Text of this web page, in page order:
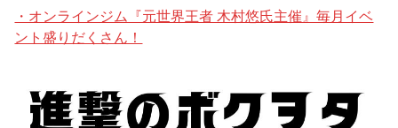
・オンラインジム『元世界王者 木村悠氏主催』毎月イベ
ント盛りだくさん！